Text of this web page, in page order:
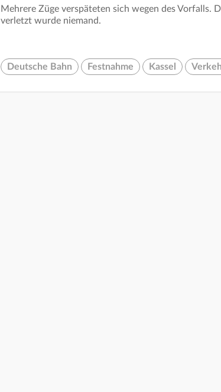
Mehrere Züge verspäteten sich wegen des Vorfalls.
verletzt wurde niemand.
Deutsche Bahn Festnahme Kassel